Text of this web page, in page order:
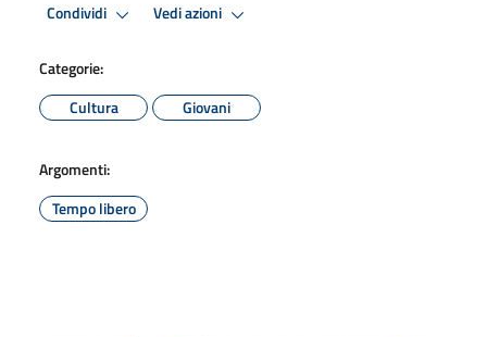
Condividi Vedi azioni
Categorie:
Cultura
Giovani
Argomenti:
Tempo libero